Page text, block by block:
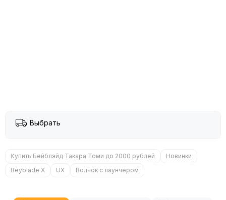
Выбрать
Купить Бейблэйд Такара Томи до 2000 рублей
Новинки
Beyblade X
UX Волчок с лаунчером